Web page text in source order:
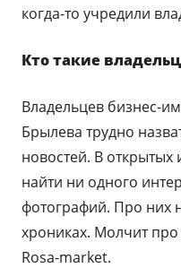
когда-то учредили
Кто такие
Владельцев бизнес-
Брылева трудно
новостей. В открытых
найти ни одного
фотографий. Про них
хрониках. Молчит про
Rosa-market.